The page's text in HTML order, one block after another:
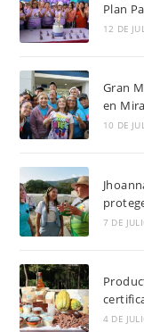
Plan
12 DE
Gran
en
10 DE
7 DE
4 DE